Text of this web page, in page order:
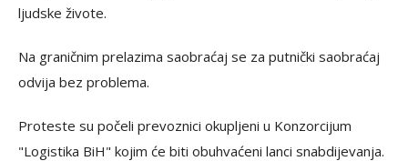
ljudske živote.
Na graničnim prelazima saobraćaj se za putnički saobraćaj
odvija bez problema.
Proteste su počeli prevoznici okupljeni u Konzorcijum
"Logistika BiH" kojim će biti obuhvaćeni lanci snabdijevanja.